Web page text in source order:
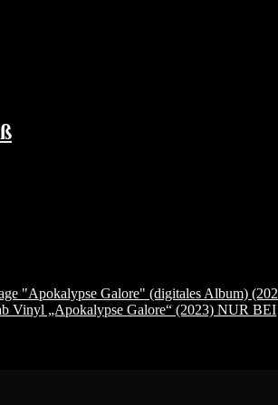
"Apokalypse Galore" (digitales Album)
Vinyl „Apokalypse Galore“ (2023) NUR BEI